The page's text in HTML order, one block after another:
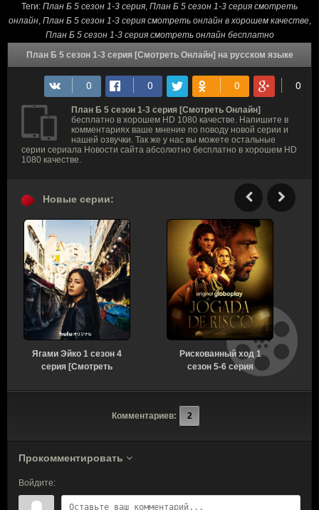
Теги: План Б 5 сезон 1-3 серия План Б 5 сезон 1-3 серия смотреть
онлайн, План Б 5 сезон 1-3 серия смотреть онлайн в хорошем качестве,
План Б 5 сезон 1-3 серия смотреть онлайн бесплатно
План Б 5 сезон 1-3 серия [Смотреть Онлайн] на русском языке
План Б 5 сезон 1-3 серия [Смотреть Онлайн]
бесплатно в хорошем HD 1080 качестве. Напишите в
комментариях ваше мнение по поводу новой серии и
нашей озвучки. Так же у нас вы можете остальные
серии сериала Новости сайта абсолютно бесплатно в хорошем HD
1080 качестве.
Новые серии:
Ягами Эйко 1 сезон 4
серия [Смотреть
Рискованный ход 1
сезон 5-6 серия
[Смотреть Онлайн]
Комментариев: 2
Прокомментировать
Войдите: